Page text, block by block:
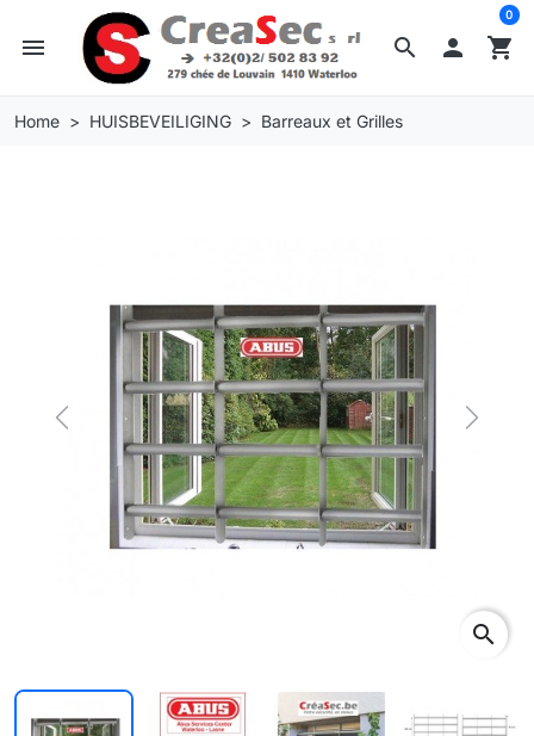
search
menu  shopping_cart
0
Home HUISBEVEILIGING Barreaux et Grilles
Previous Next